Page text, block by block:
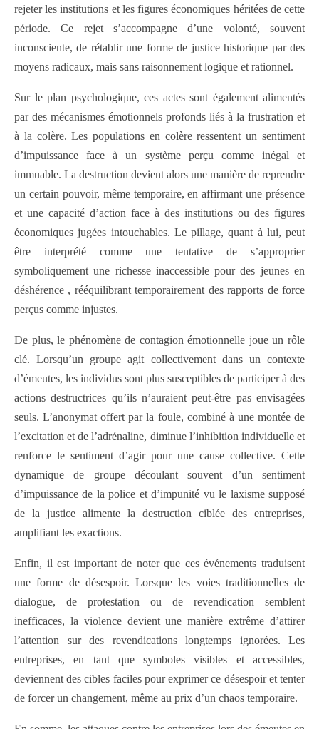
rejeter les institutions et les figures économiques héritées de cette
période. Ce rejet s’accompagne d’une volonté, souvent
inconsciente, de rétablir une forme de justice historique par des
moyens radicaux, mais sans raisonnement logique et rationnel.
Sur le plan psychologique, ces actes sont également alimentés
par des mécanismes émotionnels profonds liés à la frustration et
à la colère. Les populations en colère ressentent un sentiment
d’impuissance face à un système perçu comme inégal et
immuable. La destruction devient alors une manière de reprendre
un certain pouvoir, même temporaire, en affirmant une présence
et une capacité d’action face à des institutions ou des figures
économiques jugées intouchables. Le pillage, quant à lui, peut
être interprété comme une tentative de s’approprier
symboliquement une richesse inaccessible pour des jeunes en
déshérence , rééquilibrant temporairement des rapports de force
perçus comme injustes.
De plus, le phénomène de contagion émotionnelle joue un rôle
clé. Lorsqu’un groupe agit collectivement dans un contexte
d’émeutes, les individus sont plus susceptibles de participer à des
actions destructrices qu’ils n’auraient peut-être pas envisagées
seuls. L’anonymat offert par la foule, combiné à une montée de
l’excitation et de l’adrénaline, diminue l’inhibition individuelle et
renforce le sentiment d’agir pour une cause collective. Cette
dynamique de groupe découlant souvent d’un sentiment
d’impuissance de la police et d’impunité vu le laxisme supposé
de la justice alimente la destruction ciblée des entreprises,
amplifiant les exactions.
Enfin, il est important de noter que ces événements traduisent
une forme de désespoir. Lorsque les voies traditionnelles de
dialogue, de protestation ou de revendication semblent
inefficaces, la violence devient une manière extrême d’attirer
l’attention sur des revendications longtemps ignorées. Les
entreprises, en tant que symboles visibles et accessibles,
deviennent des cibles faciles pour exprimer ce désespoir et tenter
de forcer un changement, même au prix d’un chaos temporaire.